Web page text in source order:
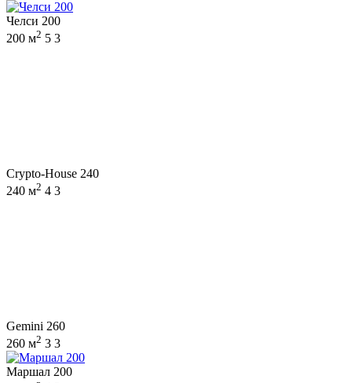
Челси 200
200 м2 5 3
Crypto-House 240
240 м2 4 3
Gemini 260
260 м2 3 3
Маршал 200